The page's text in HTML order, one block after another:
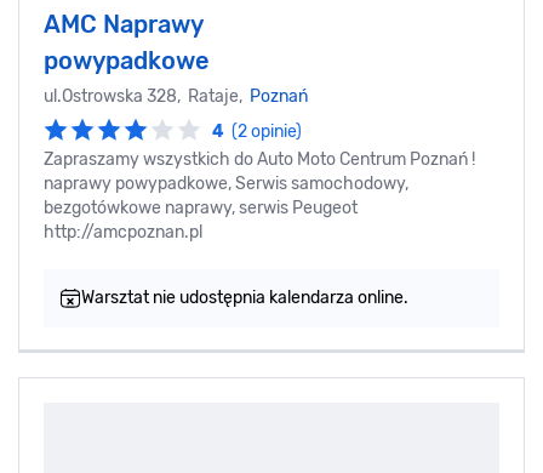
AMC Naprawy
powypadkowe
ul.Ostrowska 328, Rataje, Poznań
4 (2 opinie)
Zapraszamy wszystkich do Auto Moto Centrum Poznań !
naprawy powypadkowe, Serwis samochodowy,
bezgotówkowe naprawy, serwis Peugeot
http://amcpoznan.pl
Warsztat nie udostępnia kalendarza online.